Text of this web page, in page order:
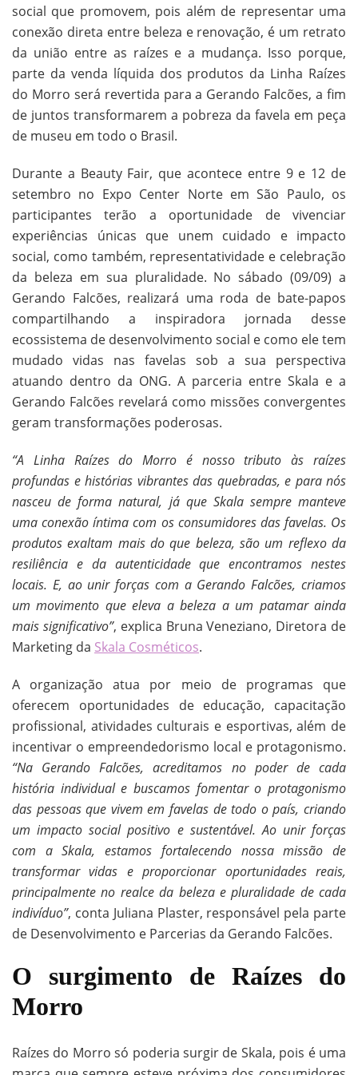
social que promovem, pois além de representar uma
conexão direta entre beleza e renovação, é um retrato
da união entre as raízes e a mudança. Isso porque,
parte da venda líquida dos produtos da Linha Raízes
do Morro será revertida para a Gerando Falcões, a fim
de juntos transformarem a pobreza da favela em peça
de museu em todo o Brasil.
Durante a Beauty Fair, que acontece entre 9 e 12 de
setembro no Expo Center Norte em São Paulo, os
participantes terão a oportunidade de vivenciar
experiências únicas que unem cuidado e impacto
social, como também, representatividade e celebração
da beleza em sua pluralidade. No sábado (09/09) a
Gerando Falcões, realizará uma roda de bate-papos
compartilhando a inspiradora jornada desse
ecossistema de desenvolvimento social e como ele tem
mudado vidas nas favelas sob a sua perspectiva
atuando dentro da ONG. A parceria entre Skala e a
Gerando Falcões revelará como missões convergentes
geram transformações poderosas.
“A Linha Raízes do Morro é nosso tributo às raízes
profundas e histórias vibrantes das quebradas, e para nós
nasceu de forma natural, já que Skala sempre manteve
uma conexão íntima com os consumidores das favelas. Os
produtos exaltam mais do que beleza, são um reflexo da
resiliência e da autenticidade que encontramos nestes
locais. E, ao unir forças com a Gerando Falcões, criamos
um movimento que eleva a beleza a um patamar ainda
mais significativo”, explica Bruna Veneziano, Diretora de
Marketing da Skala Cosméticos.
A organização atua por meio de programas que
oferecem oportunidades de educação, capacitação
profissional, atividades culturais e esportivas, além de
incentivar o empreendedorismo local e protagonismo.
“Na Gerando Falcões, acreditamos no poder de cada
história individual e buscamos fomentar o protagonismo
das pessoas que vivem em favelas de todo o país, criando
um impacto social positivo e sustentável. Ao unir forças
com a Skala, estamos fortalecendo nossa missão de
transformar vidas e proporcionar oportunidades reais,
principalmente no realce da beleza e pluralidade de cada
indivíduo”, conta Juliana Plaster, responsável pela parte
de Desenvolvimento e Parcerias da Gerando Falcões.
O surgimento de Raízes do
Morro
Raízes do Morro só poderia surgir de Skala, pois é uma